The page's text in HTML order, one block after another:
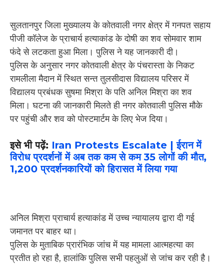
सुलतानपुर जिला मुख्यालय के कोतवाली नगर क्षेत्र में गनपत सहाय
पीजी कॉलेज के प्राचार्य हत्याकांड के दोषी का शव सोमवार शाम
फंदे से लटकता हुआ मिला। पुलिस ने यह जानकारी दी।
पुलिस के अनुसार नगर कोतवाली क्षेत्र के पंचरास्ता के निकट
रामलीला मैदान में स्थित सन्त तुलसीदास विद्यालय परिसर में
विद्यालय प्रबंधक सुषमा मिश्रा के पति अनिल मिश्रा का शव
मिला। घटना की जानकारी मिलते ही नगर कोतवाली पुलिस मौके
पर पहुंची और शव को पोस्टमार्टम के लिए भेज दिया।
इसे भी पढ़ें: Iran Protests Escalate | ईरान में
विरोध प्रदर्शनों में अब तक कम से कम 35 लोगों की मौत,
1,200 प्रदर्शनकारियों को हिरासत में लिया गया
अनिल मिश्रा प्राचार्य हत्याकांड में उच्च न्यायालय द्वारा दी गई
जमानत पर बाहर था।
पुलिस के मुताबिक प्रारंभिक जांच में यह मामला आत्महत्या का
प्रतीत हो रहा है, हालांकि पुलिस सभी पहलुओं से जांच कर रही है।